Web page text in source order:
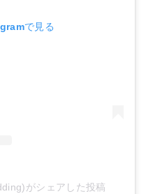
で見る
がシェアした投稿